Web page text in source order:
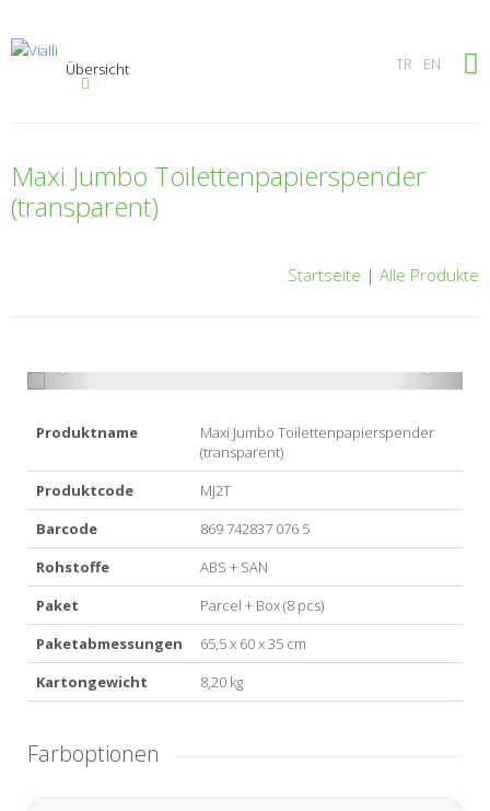
Übersicht TR EN
Maxi Jumbo Toilettenpapierspender
(transparent)
Startseite | Alle Produkte
Produktname
Maxi Jumbo Toilettenpapierspender
(transparent)
Produktcode
MJ2T
Barcode
869 742837 076 5
Rohstoffe
ABS + SAN
Paket
Parcel + Box (8 pcs)
Paketabmessungen
65,5 x 60 x 35 cm
Kartongewicht
8,20 kg
Farboptionen